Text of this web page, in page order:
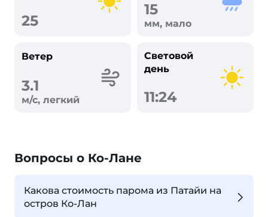
25
15
мм, мало
Ветер
3.1
м/с, легкий
Световой
день
11:24
Вопросы о Ко-Лане
Какова стоимость парома из Патайи на
остров Ко-Лан